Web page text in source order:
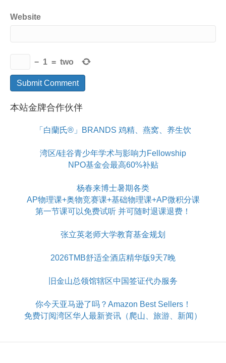
Website
− 1 = two
本站金牌合作伙伴
「白蘭氏®」BRANDS 鸡精、燕窝、养生饮
湾区/硅谷青少年学术与影响力Fellowship
NPO基金会最高60%补贴
杨春来博士暑期各类
AP物理课+奥物竞赛课+基础物理课+AP微积分课
第一节课可以免费试听 并可随时退课退费！
张立英老师大学教育基金规划
2026TMB舒适全酒店精华版9天7晚
旧金山总领馆辖区中国签证代办服务
你今天亚马逊了吗？Amazon Best Sellers！
免费订阅湾区华人最新资讯（爬山、旅游、新闻）